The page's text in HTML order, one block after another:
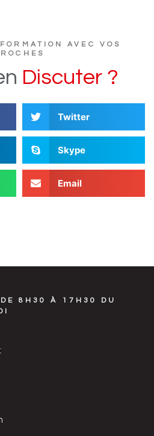
AVEC VOS
Discuter ?
Twitter
Skype
Email
DE 8H30 À 17H30 DU